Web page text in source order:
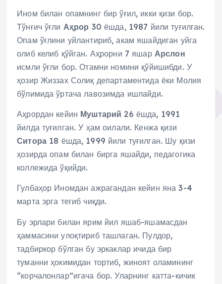
Ином билан опамнинг бир ўғил, икки қизи бор.
Тўнғич ўғли Аҳрор 30 ёшда, 1987 йили туғилган.
Опам ўғлини уйлантириб, акам яшайдиган уйга
олиб келиб қўйган. Аҳрорни 7 яшар Арслон
исмли ўғли бор. Отамни номини қўйишибди. У
ҳозир Жиззах Солиқ департаментида ёки Молия
бўлимида ўртача лавозимда ишлайди.
Аҳрордан кейин Муштарий 26 ёшда, 1991
йилда туғилган. У ҳам оилали. Кенжа қизи
Ситора18 ёшда, 1999 йили туғилган. Шу қизи
ҳозирда опам билан бирга яшайди, педагогика
коллежида ўқийди.
Гулбаҳор Иномдан ажрагандан кейин яна 3-4
марта эрга тегиб чиқди.
Бу эрлари билан ярим йил яшаб-яшамасдан
ҳаммасини улоқтириб ташлаган. Пулдор,
тадбиркор бўлган бу эркаклар ичида бир
туманни ҳокимидан тортиб, жиноят оламининг
“корчалонлар”игача бор. Уларнинг катта-кичик